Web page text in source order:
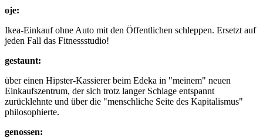
oje:
Ikea-Einkauf ohne Auto mit den Öffentlichen schleppen. Ersetzt auf
jeden Fall das Fitnessstudio!
gestaunt:
über einen Hipster-Kassierer beim Edeka in "meinem" neuen
Einkaufszentrum, der sich trotz langer Schlage entspannt
zurücklehnte und über die "menschliche Seite des Kapitalismus"
philosophierte.
genossen: